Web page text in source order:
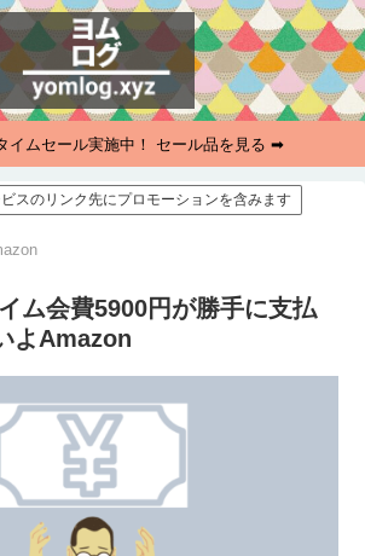
イムセール実施中！ セール品を見る ➡
スのリンク先にプロモーションを含みます
ム会費5900円が勝手に支払
よAmazon